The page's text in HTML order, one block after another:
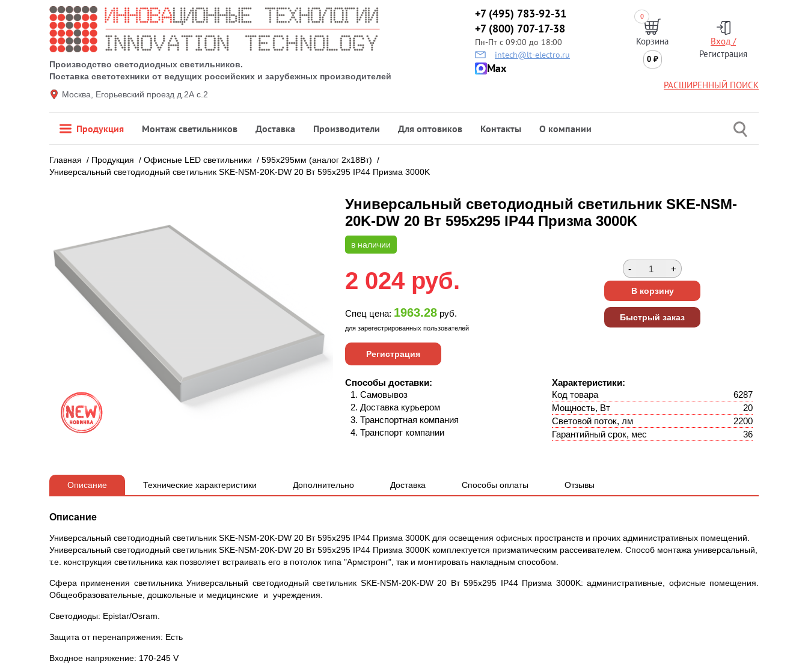
Производство светодиодных светильников.
Поставка светотехники от ведущих российских и зарубежных производителей
Москва, Егорьевский проезд д.2А с.2
+7 (495) 783-92-31
+7 (800) 707-17-38
Пн-Пт с 09:00 до 18:00
intech@lt-electro.ru
Max
0
Корзина
0 ₽
Вход /
Регистрация
РАСШИРЕННЫЙ ПОИСК
Продукция Монтаж светильников Доставка Производители Для оптовиков Контакты О компании
Главная / Продукция / Офисные LED светильники / 595х295мм (аналог 2х18Вт) /
Универсальный светодиодный светильник SKE-NSM-20K-DW 20 Вт 595x295 IP44 Призма 3000K
Универсальный светодиодный светильник SKE-NSM-
20K-DW 20 Вт 595x295 IP44 Призма 3000K
в наличии
2 024 руб.
Спец цена: 1963.28 руб.
для зарегестрированных пользователей
Регистрация
Способы доставки:
Самовывоз
Доставка курьером
Транспортная компания
Транспорт компании
Характеристики:
Код товара
6287
Мощность, Вт
20
Световой поток, лм
2200
Гарантийный срок, мес
36
Описание Технические характеристики Дополнительно Доставка Способы оплаты Отзывы
Описание
Универсальный светодиодный светильник SKE-NSM-20K-DW 20 Вт 595x295 IP44 Призма 3000K для освещения офисных пространств и прочих административных помещений.
Универсальный светодиодный светильник SKE-NSM-20K-DW 20 Вт 595x295 IP44 Призма 3000K комплектуется призматическим рассеивателем. Способ монтажа универсальный,
т.е. конструкция светильника как позволяет встраивать его в потолок типа "Армстронг", так и монтировать накладным способом.
Сфера применения светильника Универсальный светодиодный светильник SKE-NSM-20K-DW 20 Вт 595x295 IP44 Призма 3000K: административные, офисные помещения.
Общеобразовательные, дошкольные и медицинские и учреждения.
Светодиоды: Epistar/Osram.
Защита от перенапряжения: Есть
Входное напряжение: 170-245 V